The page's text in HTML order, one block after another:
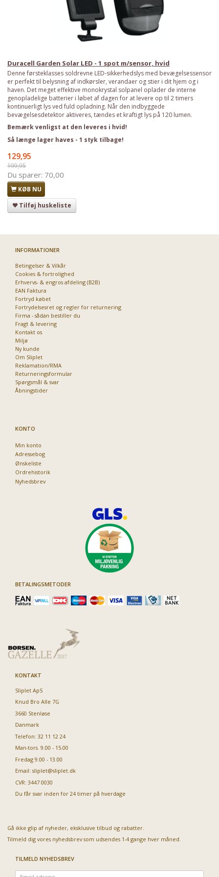
Duracell Garden Solar LED - 1 spot m/sensor, hvid
Denne førsteklasses soldrevne LED-sikkerhedslys med bevægelsessensor
er perfekt til belysning af indkørsler, verandaer og stier i dit hjem og i
haven. Det meget effektive monokrystal solpanel oplader de interne
genopladelige batterier i løbet af dagen for at levere op til 2 timers
kontinuerligt lys ved fuld opladning. Når den indbyggede
bevægelsesdetektor aktiveres, tændes et kraftigt lys på 120 lumen.
Bemærk venligst at den leveres i hvid!
Så længe lager haves - 1 styk tilbage!
129,95
199,95
Du sparer: 70,00
KØB NU
Tilføj huskeliste
INFORMATIONER
Betingelser & Vilkår
Cookies & fortrolighed
Erhvervs- & engros afdeling (B2B)
EAN Faktura
Fortryd købet
Fortrydelsesret og regler for returnering
Firma - sådan bestiller du
Fragt & levering
Kontakt os
Miljø
Ny kunde
Om Sliplet
Reklamation/RMA
Returneringsformular
Spørgsmål & svar
Åbningstider
KONTO
Min konto
Adressebog
Ønskeliste
Ordrehistorik
Nyhedsbrev
BETALINGSMETODER
KONTAKT
Sliplet ApS
Knud Bro Alle 7G
3660 Stenløse
Danmark
Telefon: 32 11 12 24
Man-tors. 9.00 - 15.00
Fredag 9.00 - 13.00
Email: sliplet@sliplet.dk
CVR: 3447 0030
Du får svar inden for 24 timer på hverdage
Gå ikke glip af nyheder, eksklusive tilbud og rabatter.
Tilmeld dig vores nyhedsbrev som udsendes 1-4 gange hver måned.
TILMELD NYHEDSBREV
Email-